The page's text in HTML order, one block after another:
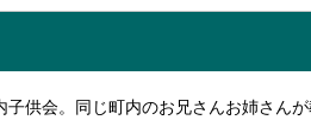
供会。同じ町内のお兄さんお姉さん